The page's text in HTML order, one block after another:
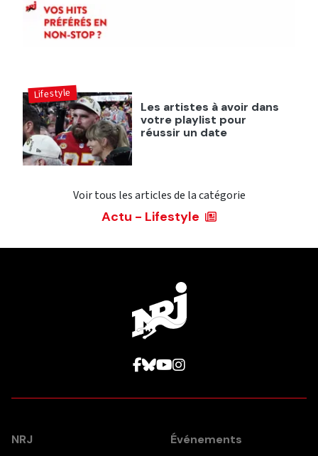
Les artistes à avoir dans
votre playlist pour
réussir un date
Lifestyle
Voir tous les articles de la catégorie
Actu - Lifestyle
NRJ Événements